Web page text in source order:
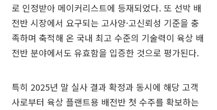
로 인정받아 메이커리스트에 등재되었다. 또 선박 배
전반 시장에서 요구되는 고사양·고신뢰성 기준을 충
족하며 축적해 온 국내 최고 수준의 기술력이 육상 배
전반 분야에서도 유효함을 입증한 것으로 평가된다.
특히 2025년 말 실사 결과 확정과 동시에 해당 고객
사로부터 육상 플랜트용 배전반 첫 수주를 확보하는